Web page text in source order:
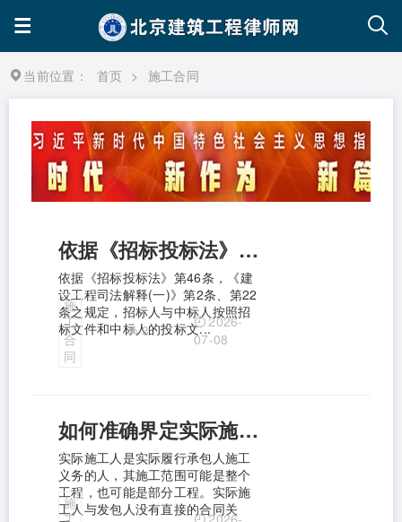
当前位置： 首页 > 施工合同
依据《招标投标法》第46条，《建设工程司法解释(一)》第2条、第22条之规定，招标人与中标人按照招标文件和中标人的投标文件订立《建设工程施工合同》后，中标人出具让利承诺书，承诺对承建工程予以大幅让利，实质上是对工程价款的实质性变更，应当认定该承诺无效。
依据《招标投标法》第46条，《建
设工程司法解释(一)》第2条、第22
条之规定，招标人与中标人按照招
标文件和中标人的投标文...
施
工
合
同
3
2026-
07-08
如何准确界定实际施工人的含义
实际施工人是实际履行承包人施工
义务的人，其施工范围可能是整个
工程，也可能是部分工程。实际施
工人与发包人没有直接的合同关
施